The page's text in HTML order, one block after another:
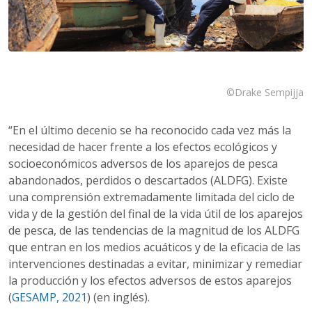
©Drake Sempijja
“En el último decenio se ha reconocido cada vez más la
necesidad de hacer frente a los efectos ecológicos y
socioeconómicos adversos de los aparejos de pesca
abandonados, perdidos o descartados (ALDFG). Existe
una comprensión extremadamente limitada del ciclo de
vida y de la gestión del final de la vida útil de los aparejos
de pesca, de las tendencias de la magnitud de los ALDFG
que entran en los medios acuáticos y de la eficacia de las
intervenciones destinadas a evitar, minimizar y remediar
la producción y los efectos adversos de estos aparejos
(GESAMP, 2021) (en inglés).